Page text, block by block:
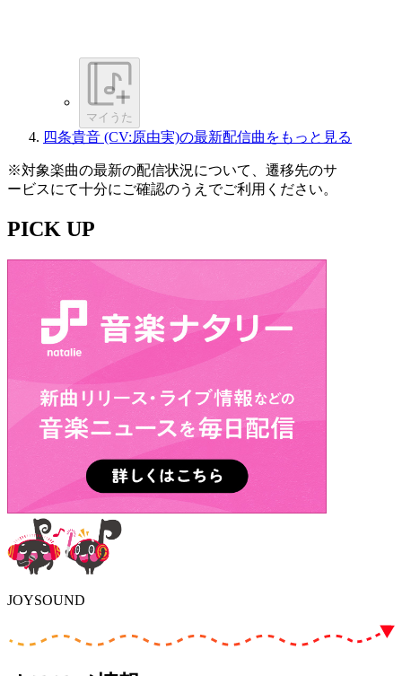
マイうた
四条貴音 (CV:原由実)の最新配信曲をもっと見る
※対象楽曲の最新の配信状況について、遷移先のサ
ービスにて十分にご確認のうえでご利用ください。
PICK UP
JOYSOUND